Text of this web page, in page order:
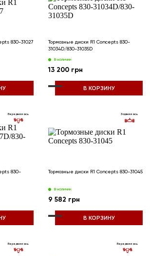
830-31027
Тормозные диски R1 Concepts 830-
31034D/830-31035D
В наличии
13 200 грн
В КОРЗИНУ
Передняя ось
830-
Задняя ось
Тормозные диски R1 Concepts 830-31045
В наличии
9 582 грн
В КОРЗИНУ
Передняя ось Передняя ось